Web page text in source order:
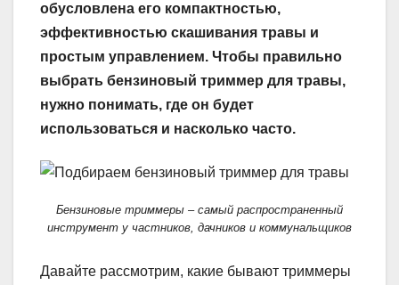
обусловлена его компактностью,
эффективностью скашивания травы и
простым управлением. Чтобы правильно
выбрать бензиновый триммер для травы,
нужно понимать, где он будет
использоваться и насколько часто.
Бензиновые триммеры – самый распространенный
инструмент у частников, дачников и коммунальщиков
Давайте рассмотрим, какие бывают триммеры